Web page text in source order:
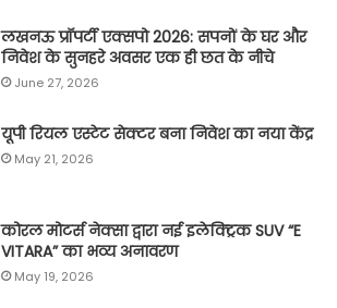
लखनऊ प्रॉपर्टी एक्सपो 2026: सपनों के घर और
निवेश के सुनहरे अवसर एक ही छत के नीचे
June 27, 2026
यूपी रियल एस्टेट सेक्टर बना निवेश का नया केंद्र
May 21, 2026
कोरल मोटर्स नेक्सा द्वारा नई इलेक्ट्रिक SUV “E
VITARA” का भव्य अनावरण
May 19, 2026